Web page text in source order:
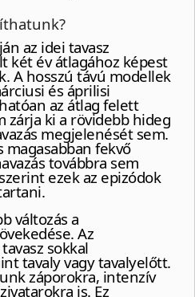
az idei tavasz
két év átlagához képest
A hosszú távú modellek
és áprilisi
az átlag felett
zárja ki a rövidebb hideg
megjelenését sem.
magasabban fekvő
továbbra sem
ezek az epizódok
változás a
Az
sokkal
tavaly vagy tavalyelőtt.
záporokra, intenzív
is. Ez